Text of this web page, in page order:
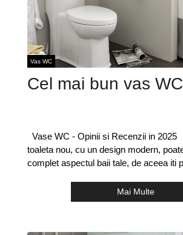
Vas WC
Cel mai bun vas WC
Vase WC - Opinii si Recenzii in
toaleta nou, cu un design modern,
complet aspectul baii tale, de aceea iti
Mai Multe